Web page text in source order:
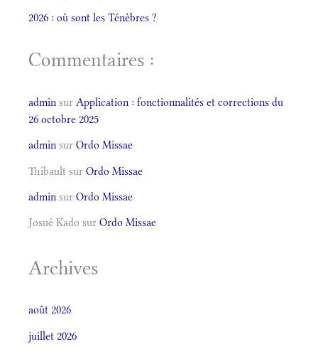
2026 : où sont les Ténèbres ?
Commentaires :
admin sur Application : fonctionnalités et corrections du
26 octobre 2025
admin sur Ordo Missae
Thibault sur Ordo Missae
admin sur Ordo Missae
Josué Kado sur Ordo Missae
Archives
août 2026
juillet 2026